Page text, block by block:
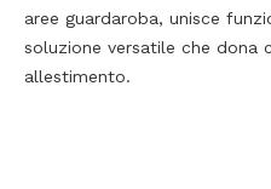
aree guardaroba, unisce
soluzione versatile che dona
allestimento.